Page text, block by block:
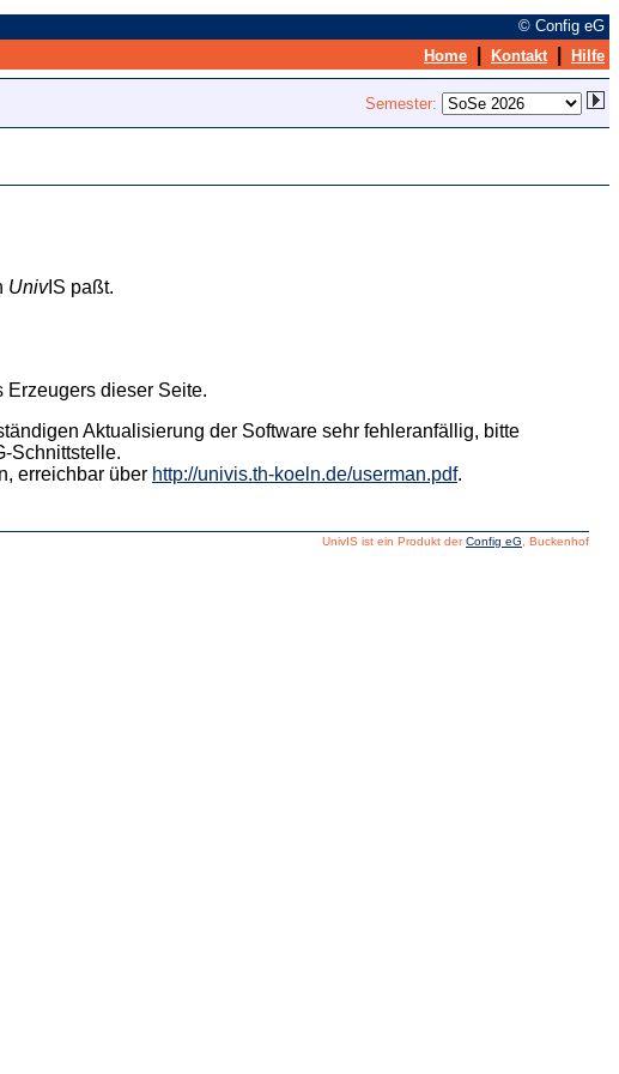
© Config eG
Home Kontakt Hilfe
Semester:
UnivIS paßt.
Erzeugers dieser Seite.
Aktualisierung der Software sehr fehleranfällig, bitte
Schnittstelle.
erreichbar über http://univis.th-koeln.de/userman.pdf.
UnivIS ist ein Produkt derConfig eG , Buckenhof